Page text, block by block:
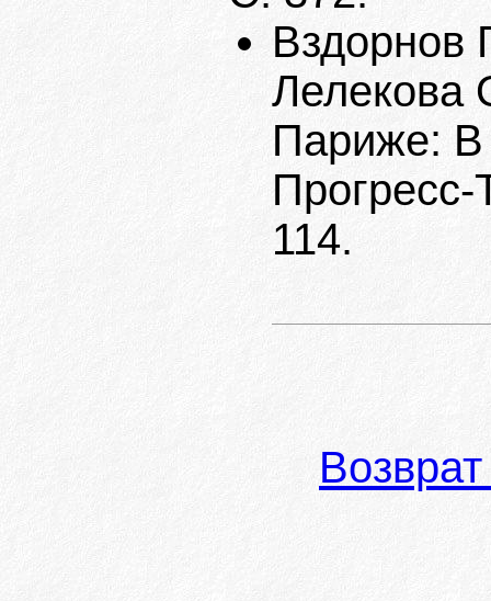
Вздорнов
Лелекова
Париже:
114.